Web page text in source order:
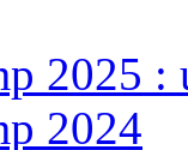
2025 :
2024